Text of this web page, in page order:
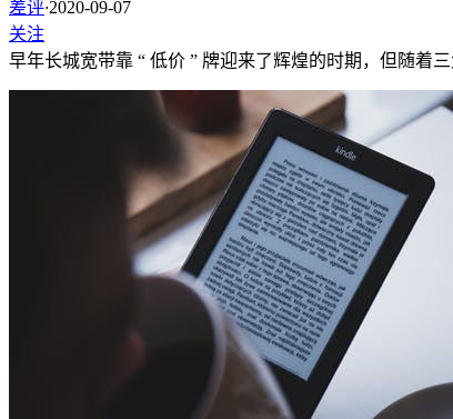
差评·2020-09-07
关注
早年长城宽带靠 “ 低价 ” 牌迎来了辉煌的时期，但随着